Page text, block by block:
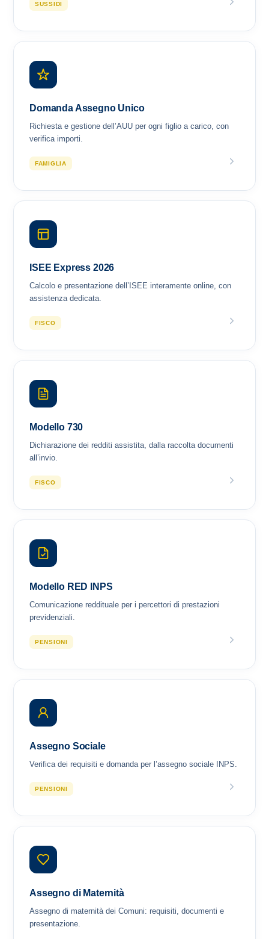
SUSSIDI
Domanda Assegno Unico
Richiesta e gestione dell’AUU per ogni figlio a carico, con
verifica importi.
FAMIGLIA
ISEE Express 2026
Calcolo e presentazione dell’ISEE interamente online, con
assistenza dedicata.
FISCO
Modello 730
Dichiarazione dei redditi assistita, dalla raccolta documenti
all’invio.
FISCO
Modello RED INPS
Comunicazione reddituale per i percettori di prestazioni
previdenziali.
PENSIONI
Assegno Sociale
Verifica dei requisiti e domanda per l’assegno sociale INPS.
PENSIONI
Assegno di Maternità
Assegno di maternità dei Comuni: requisiti, documenti e
presentazione.